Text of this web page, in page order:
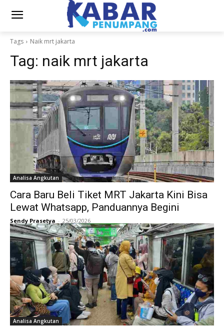
Tags Naik mrt jakarta
Tag: naik mrt jakarta
Analisa Angkutan
Cara Baru Beli Tiket MRT Jakarta Kini Bisa
Lewat Whatsapp, Panduannya Begini
Sendy Prasetya - 25/03/2026
Analisa Angkutan